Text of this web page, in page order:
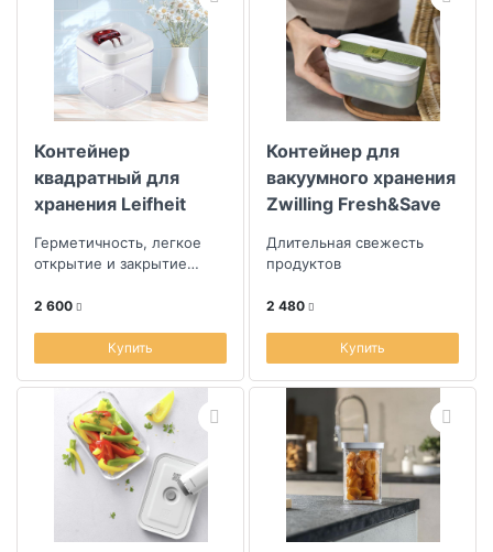
Контейнер
квадратный для
хранения Leifheit
Герметичность, легкое
открытие и закрытие
2 600
Купить
Контейнер для
вакуумного хранения
Zwilling Fresh&Save
Длительная свежесть
продуктов
2 480
Купить